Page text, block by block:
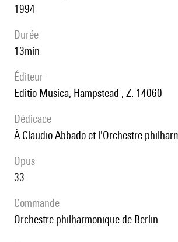
1994
durée
13min
éditeur
Editio Musica, Hampstead , Z. 14060
Dédicace
à Claudio Abbado et l'Orchestre
Opus
33
Commande
Orchestre philharmonique de Berlin